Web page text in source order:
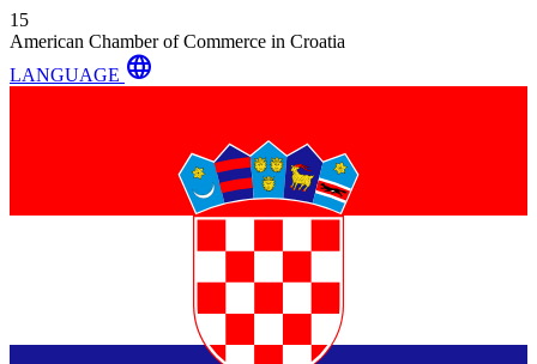
15
American Chamber of Commerce in Croatia
LANGUAGE language